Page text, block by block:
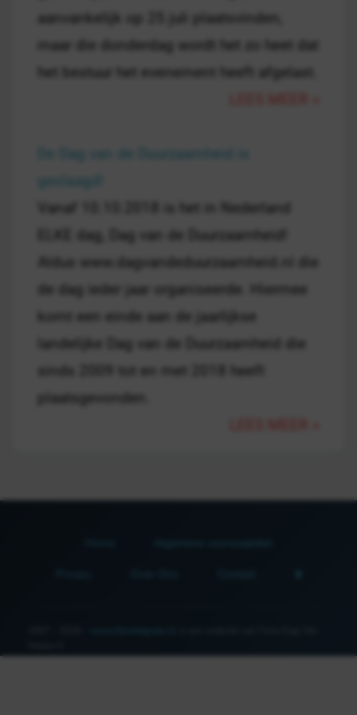
aanvankelijk op 25 juli plaatsvinden,
maar die donderdag wordt het zo heet dat
het bestuur het evenement heeft afgelast.
De Dag van de Duurzaamheid is
geslaagd!
Vanaf 10.10.2018 is het in Nederland
ELKE dag, Dag van de Duurzaamheid!
Aldus www.dagvandeduurzaamheid.nl die
de dag ieder jaar organiseerde. Hiermee
komt een einde aan de jaarlijkse
landelijke Dag van de Duurzaamheid die
sinds 2009 tot en met 2018 heeft
plaatsgevonden.